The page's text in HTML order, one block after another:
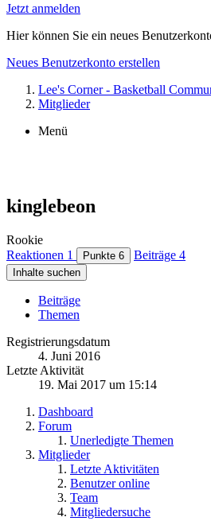
Jetzt anmelden
Hier können Sie ein neues
Neues Benutzerkonto erstellen
Lee's Corner - Basketball
Mitglieder
Menü
kinglebeon
Rookie
Reaktionen 1 Punkte 6 Beiträge 4
Inhalte suchen
Beiträge
Themen
Registrierungsdatum
4. Juni 2016
Letzte Aktivität
19. Mai 2017 um 15:14
Dashboard
Forum
Unerledigte Themen
Mitglieder
Letzte Aktivitäten
Benutzer online
Team
Mitgliedersuche